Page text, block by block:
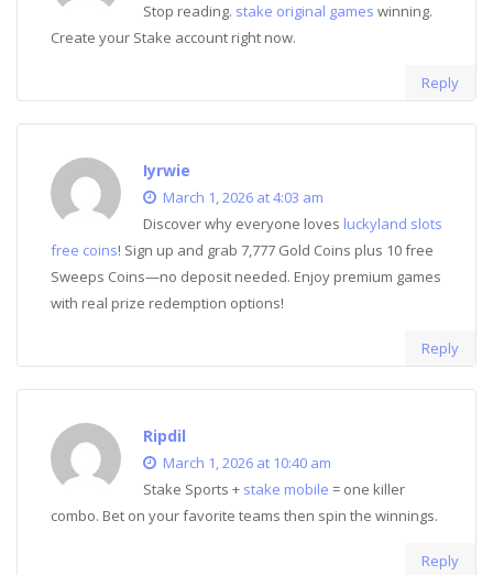
Stop reading. stake original games winning.
Create your Stake account right now.
Reply
Iyrwie
March 1, 2026 at 4:03 am
Discover why everyone loves luckyland slots
free coins! Sign up and grab 7,777 Gold Coins plus 10 free
Sweeps Coins—no deposit needed. Enjoy premium games
with real prize redemption options!
Reply
Ripdil
March 1, 2026 at 10:40 am
Stake Sports + stake mobile = one killer
combo. Bet on your favorite teams then spin the winnings.
Reply